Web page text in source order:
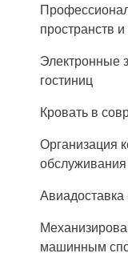
пространств
Электронные
гостиниц
Кровать в
Организация
Авиадоставка
машинным